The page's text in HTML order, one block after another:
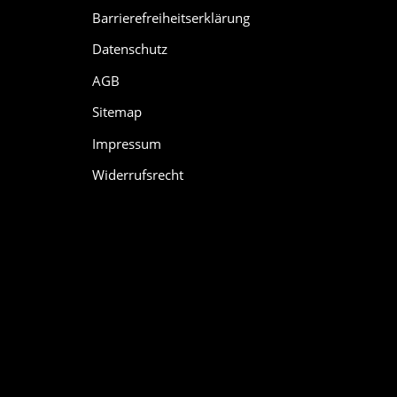
Barrierefreiheitserklärung
Datenschutz
AGB
Sitemap
Impressum
Widerrufsrecht